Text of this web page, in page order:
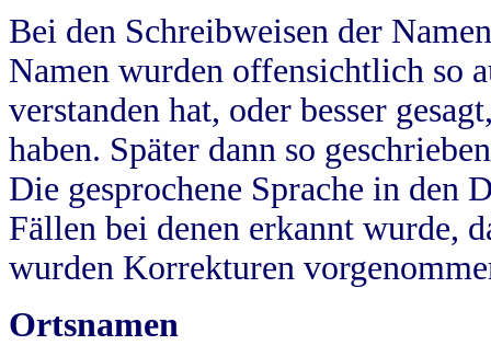
Bei den Schreibweisen der
Namen wurden offensichtlich so
verstanden hat, oder besser
haben. Später dann so
Die gesprochene Sprache in
Fällen bei denen erkannt wurde,
wurden Korrekturen
Ortsnamen